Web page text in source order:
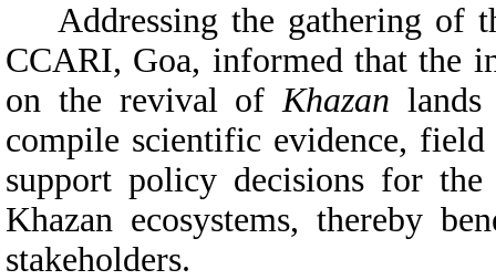
Addressing the gathering of
CCARI, Goa, informed that the
on the revival ofKhazan
compile scientific evidence, field
support policy decisions for
Khazan ecosystems, thereby
stakeholders.